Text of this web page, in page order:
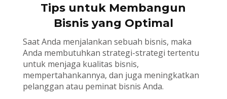
Tips untuk Membangun
Bisnis yang Optimal
Saat Anda menjalankan sebuah bisnis, maka
Anda membutuhkan strategi-strategi tertentu
untuk menjaga kualitas bisnis,
mempertahankannya, dan juga meningkatkan
pelanggan atau peminat bisnis Anda.